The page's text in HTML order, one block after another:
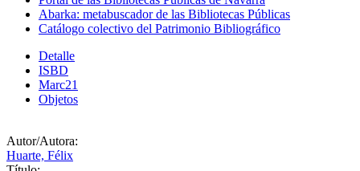
Abarka: metabuscador de las Bibliotecas Públicas
Catálogo colectivo del Patrimonio Bibliográfico
Detalle
ISBD
Marc21
Objetos
Autor/Autora:
Huarte, Félix